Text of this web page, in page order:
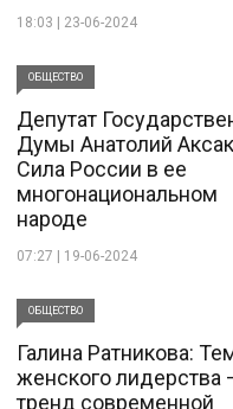
18:03 | 23-06-2024
ОБЩЕСТВО
Депутат
Думы Анатолий
Сила России в ее
многонациональном
народе
07:27 | 19-06-2024
ОБЩЕСТВО
Галина Ратникова:
женского лидерства
тренд современной